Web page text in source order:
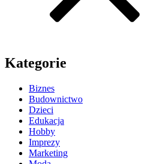
Kategorie
Biznes
Budownictwo
Dzieci
Edukacja
Hobby
Imprezy
Marketing